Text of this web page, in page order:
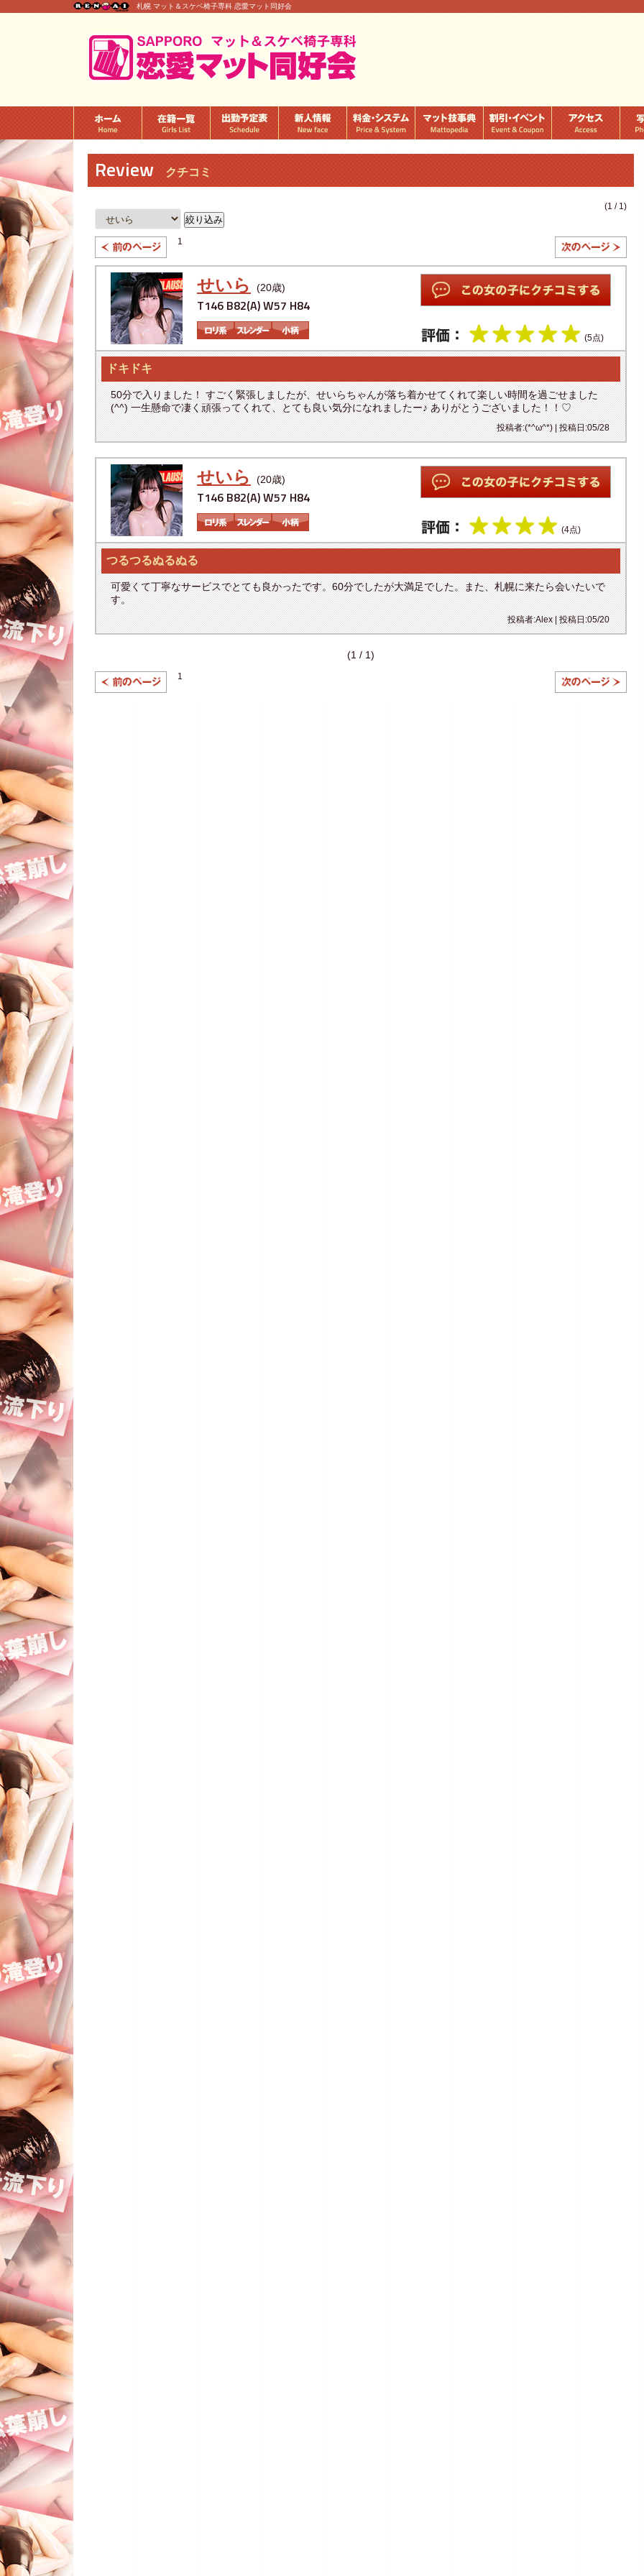
札幌 マット＆スケベ椅子専科 恋愛マット同好会
Review クチコミ
(1 / 1)
前のページ
1
せいら (20歳)
T146 B82(A) W57 H84
(5点)
ドキドキ
50分で入りました！ すごく緊張しましたが、せいらちゃんが落ち着かせてくれて楽しい時間を過ごせました
(^^) 一生懸命で凄く頑張ってくれて、とても良い気分になれましたー♪ ありがとうございました！！♡
投稿者:(*^ω^*) | 投稿日:05/28
せいら (20歳)
T146 B82(A) W57 H84
(4点)
つるつるぬるぬる
可愛くて丁寧なサービスでとても良かったです。60分でしたが大満足でした。また、札幌に来たら会いたいで
す。
投稿者:Alex | 投稿日:05/20
(1 / 1)
前のページ
1